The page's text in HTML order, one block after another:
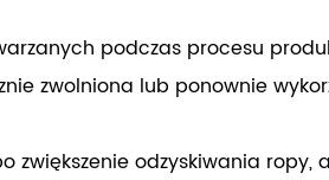
podczas procesu
zwolniona lub ponownie
zwiększenie odzyskiwania